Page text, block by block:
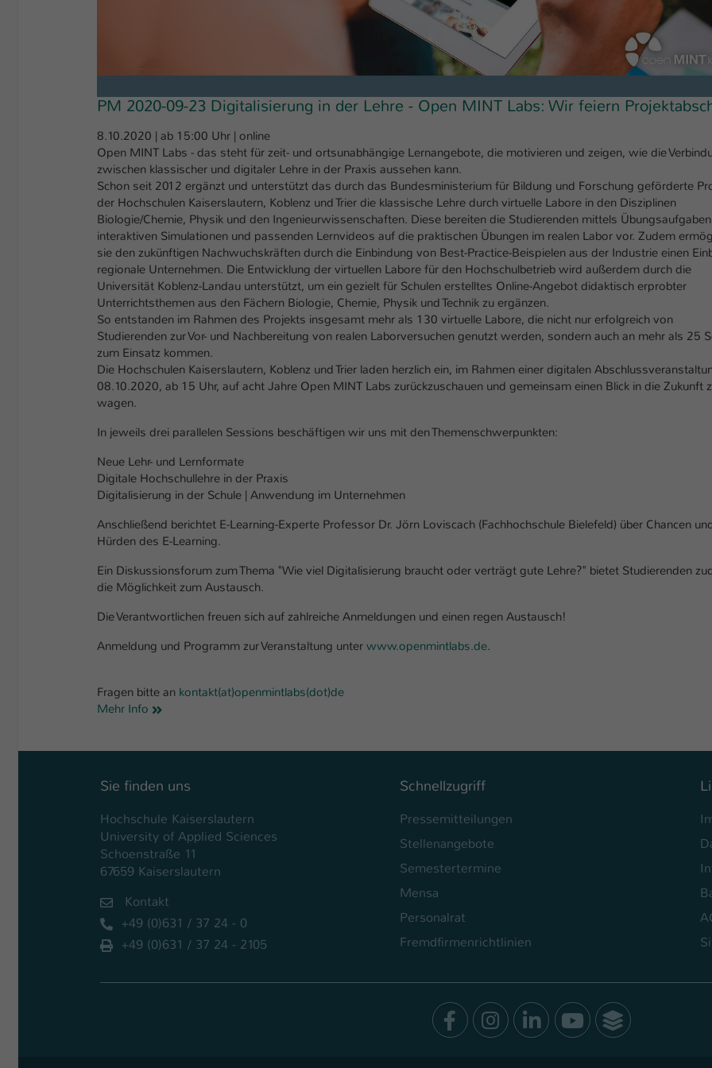
PM 2020-09-23 Digitalisierung in der Lehre - Open MINT Labs: Wir feiern
8.10.2020 | ab 15:00 Uhr | online
Open MINT Labs - das steht für zeit- und ortsunabhängige Lernangebote, die motivieren und zeigen, wie die
zwischen klassischer und digitaler Lehre in der Praxis aussehen kann.
Schon seit 2012 ergänzt und unterstützt das durch das Bundesministerium für Bildung und Forschung geförderte
der Hochschulen Kaiserslautern, Koblenz und Trier die klassische Lehre durch virtuelle Labore in den Disziplinen
Biologie/Chemie, Physik und den Ingenieurwissenschaften. Diese bereiten die Studierenden mittels
interaktiven Simulationen und passenden Lernvideos auf die praktischen Übungen im realen Labor vor. Zudem
sie den zukünftigen Nachwuchskräften durch die Einbindung von Best-Practice-Beispielen aus der Industrie einen
regionale Unternehmen. Die Entwicklung der virtuellen Labore für den Hochschulbetrieb wird außerdem durch die
Universität Koblenz-Landau unterstützt, um ein gezielt für Schulen erstelltes Online-Angebot didaktisch erprobter
Unterrichtsthemen aus den Fächern Biologie, Chemie, Physik und Technik zu ergänzen.
So entstanden im Rahmen des Projekts insgesamt mehr als 130 virtuelle Labore, die nicht nur erfolgreich von
Studierenden zur Vor- und Nachbereitung von realen Laborversuchen genutzt werden, sondern auch an mehr als 25
zum Einsatz kommen.
Die Hochschulen Kaiserslautern, Koblenz und Trier laden herzlich ein, im Rahmen einer digitalen
08.10.2020, ab 15 Uhr, auf acht Jahre Open MINT Labs zurückzuschauen und gemeinsam einen Blick in die Zukunft
wagen.
In jeweils drei parallelen Sessions beschäftigen wir uns mit den Themenschwerpunkten:
Neue Lehr- und Lernformate
Digitale Hochschullehre in der Praxis
Digitalisierung in der Schule | Anwendung im Unternehmen
Anschließend berichtet E-Learning-Experte Professor Dr. Jörn Loviscach (Fachhochschule Bielefeld) über Chancen
Hürden des E-Learning.
Ein Diskussionsforum zum Thema "Wie viel Digitalisierung braucht oder verträgt gute Lehre?" bietet Studierenden
die Möglichkeit zum Austausch.
Die Verantwortlichen freuen sich auf zahlreiche Anmeldungen und einen regen Austausch!
Anmeldung und Programm zur Veranstaltung unter www.openmintlabs.de.
Fragen bitte an kontakt(at)openmintlabs(dot)de
Mehr Info
Sie finden uns
Hochschule Kaiserslautern
University of Applied Sciences
Schoenstraße 11
67659 Kaiserslautern
Kontakt
+49 (0)631 / 37 24 - 0
+49 (0)631 / 37 24 - 2105
Schnellzugriff
Pressemitteilungen
Stellenangebote
Semestertermine
Mensa
Personalrat
Fremdfirmenrichtlinien
Facebook
Instagram
LinkedIn
YoutubeSocialWall
cookie_optin
TYPO3
Laufzeit 1 Jahr
Zweck
Einstellungen für diese Website zu speichern.
Name SgCookieOptin.lastPreferences
Anbieter TYPO3
Laufzeit 1 Jahr
Zweck
Dieser Wert speichert Ihre Consent-
Einstellungen. Unter anderem eine zufällig
generierte ID, für die historische Speicherung
Webseiten-Betreiber dies eingestellt hat.
Name fe_typo_user / PHPSESSID
Laufzeit
Zweck
Dieses Cookie ist ein Standard-Session-Cookie
Logins die Session-ID. So kann der eingeloggte
Name be_typo_user
Dieser Cookie teilt der Webseite mit, ob ein
Rechte besitzt diese zu verwalten.
Cookie-Informationen anzeigen
Marketing
Diese Cookies werden verwendet um das Nutzungsverhalten der
Besucher auf der Website nachzuverfolgen. Die erhobenen Daten
verwendet.
Name _pk_*.*
Anbieter Hochschule Kaiserslautern
Laufzeit 7 Tage
Zweck
Cookie von Matomo für Website-Analysen.
Erzeugt statistische Daten darüber, wie der
Besucher die Website nutzt.
Cookie-Informationen anzeigen
Externe Inhalte
Wir verwenden auf unserer Website externe Inhalte (Youtube,
Vimeo, Issuu), um Ihnen zusätzliche Informationen anzubieten.